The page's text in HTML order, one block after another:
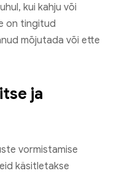
kui kahju või
on tingitud
mõjutada või ette
ja
vormistamise
käsitletakse